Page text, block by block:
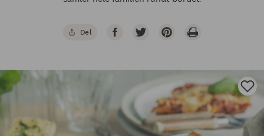
Del